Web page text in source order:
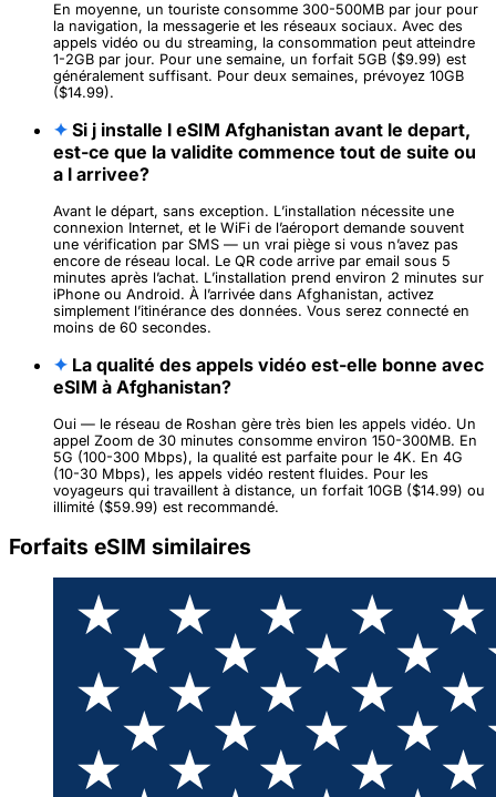
En moyenne, un touriste consomme 300-500MB par jour pour
la navigation, la messagerie et les réseaux sociaux. Avec des
appels vidéo ou du streaming, la consommation peut atteindre
1-2GB par jour. Pour une semaine, un forfait 5GB ($9.99) est
généralement suffisant. Pour deux semaines, prévoyez 10GB
($14.99).
✦ Si j installe l eSIM Afghanistan avant le depart,
est-ce que la validite commence tout de suite ou
a l arrivee?
Avant le départ, sans exception. L’installation nécessite une
connexion Internet, et le WiFi de l’aéroport demande souvent
une vérification par SMS — un vrai piège si vous n’avez pas
encore de réseau local. Le QR code arrive par email sous 5
minutes après l’achat. L’installation prend environ 2 minutes sur
iPhone ou Android. À l’arrivée dans Afghanistan, activez
simplement l’itinérance des données. Vous serez connecté en
moins de 60 secondes.
✦ La qualité des appels vidéo est-elle bonne avec
eSIM à Afghanistan?
Oui — le réseau de Roshan gère très bien les appels vidéo. Un
appel Zoom de 30 minutes consomme environ 150-300MB. En
5G (100-300 Mbps), la qualité est parfaite pour le 4K. En 4G
(10-30 Mbps), les appels vidéo restent fluides. Pour les
voyageurs qui travaillent à distance, un forfait 10GB ($14.99) ou
illimité ($59.99) est recommandé.
Forfaits eSIM similaires